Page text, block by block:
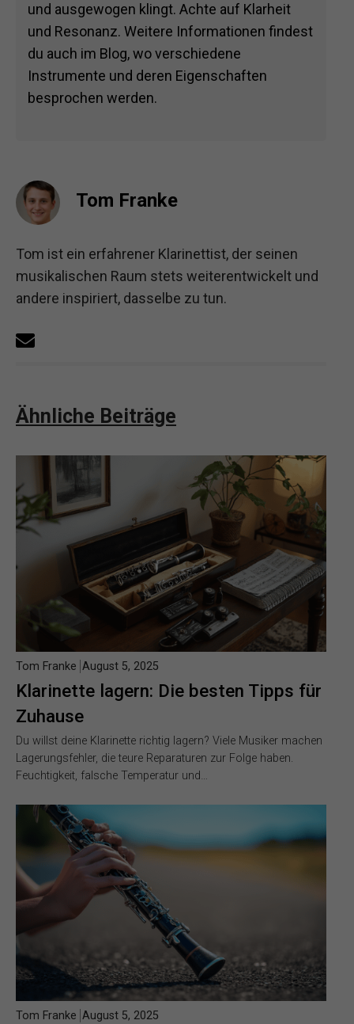
und ausgewogen klingt. Achte auf Klarheit
und Resonanz. Weitere Informationen findest
du auch im Blog, wo verschiedene
Instrumente und deren Eigenschaften
besprochen werden.
Tom Franke
Tom ist ein erfahrener Klarinettist, der seinen
musikalischen Raum stets weiterentwickelt und
andere inspiriert, dasselbe zu tun.
Ähnliche Beiträge
Klarinette lagern: Die besten Tipps für
Zuhause
Tom Franke August 5, 2025
Du willst deine Klarinette richtig lagern? Viele Musiker machen
Lagerungsfehler, die teure Reparaturen zur Folge haben.
Feuchtigkeit, falsche Temperatur und…
Tom Franke August 5, 2025